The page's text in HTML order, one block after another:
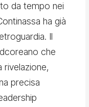
da tempo nei
ha già
Il
che
rivelazione,
precisa